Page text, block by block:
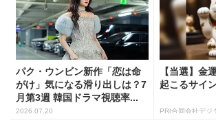
パク・ウンビン新作「恋は命
がけ」気になる滑り出しは？7
月第3週 韓国ドラマ視聴率...
2026.07.20
【当選】金
起こるサイ
PR(合同会社デジ